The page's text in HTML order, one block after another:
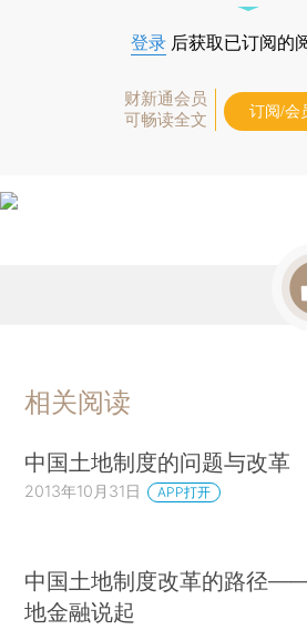
登录 后获取已订阅的
财新通会员
可畅读全文
订阅/会
相关阅读
中国土地制度的问题与改革
2013年10月31日 APP打开
中国土地制度改革的路径
地金融说起